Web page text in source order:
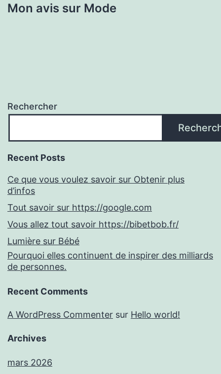
Mon avis sur Mode
Rechercher
Recent Posts
Ce que vous voulez savoir sur Obtenir plus
d’infos
Tout savoir sur https://google.com
Vous allez tout savoir https://bibetbob.fr/
Lumière sur Bébé
Pourquoi elles continuent de inspirer des milliards
de personnes.
Recent Comments
A WordPress Commenter sur Hello world!
Archives
mars 2026